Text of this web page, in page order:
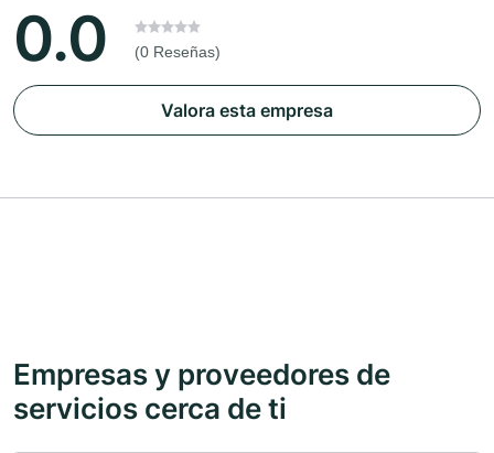
0.0 (0 Reseñas)
Valora esta empresa
Empresas y proveedores de
servicios cerca de ti